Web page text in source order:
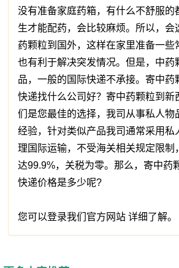
没有准备家庭药箱，有什么不舒服的
生才能配药，会比较麻烦。所以，会
药颗粒到国外，这样在家里准备一些
也有利于解决突发情况。但是，中药
品，一般的国际快递不承接。寄中药
快递找什么公司好？寄中药颗粒到新
们是您最佳的选择，我司从事私人物
经验，针对类似产品我司通常采用私
理国际运输，不受海关相关规定限制
达99.9%，关税为零。那么，寄中药
快递价格是多少呢?
您可以登录我们官方网站 详细了解。